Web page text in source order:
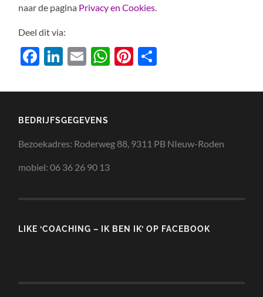
naar de pagina Privacy en Cookies
Deel dit via:
Facebook
LinkedIn
EmailWhatsApp
Pinterest
BEDRIJFSGEGEVENS
Bezoekadres: Roderweg 88, 9311 PB NIeuw-Roden
mobiel: 06 36 26 90 13
LIKE ‘COACHING – IK BEN IK’ OP FACEBOOK
Hoi bezoeker,
Mag ik er even tussendoor?